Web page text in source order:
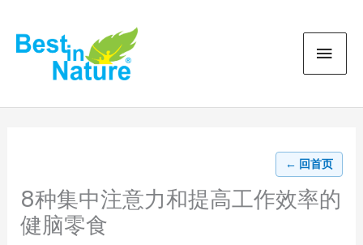
content
← 回首页
8种集中注意力和提高工作效率的
健脑零食